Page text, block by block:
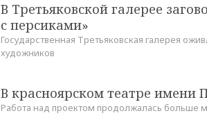
В Третьяковской галерее
с персиками»
Государственная Третьяковская галерея
художников
В красноярском театре имени
Работа над проектом продолжалась больше